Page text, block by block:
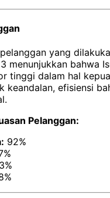
yang
menunjukkan bahwa
tinggi dalam hal
keandalan, efisiensi
Pelanggan:
92%